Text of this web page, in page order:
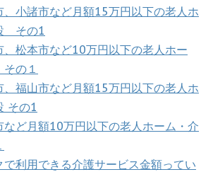
、小諸市など月額15万円以下の老人ホ
その1
、松本市など10万円以下の老人ホー
の１
、福山市など月額15万円以下の老人ホ
その1
など月額10万円以下の老人ホーム・介
利用できる介護サービス金額ってい